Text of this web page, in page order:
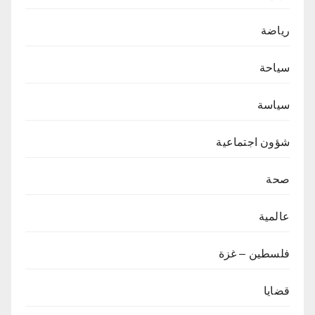
رياضة
سياحة
سياسة
شؤون اجتماعية
صحة
عالمية
فلسطين – غزة
قضايا